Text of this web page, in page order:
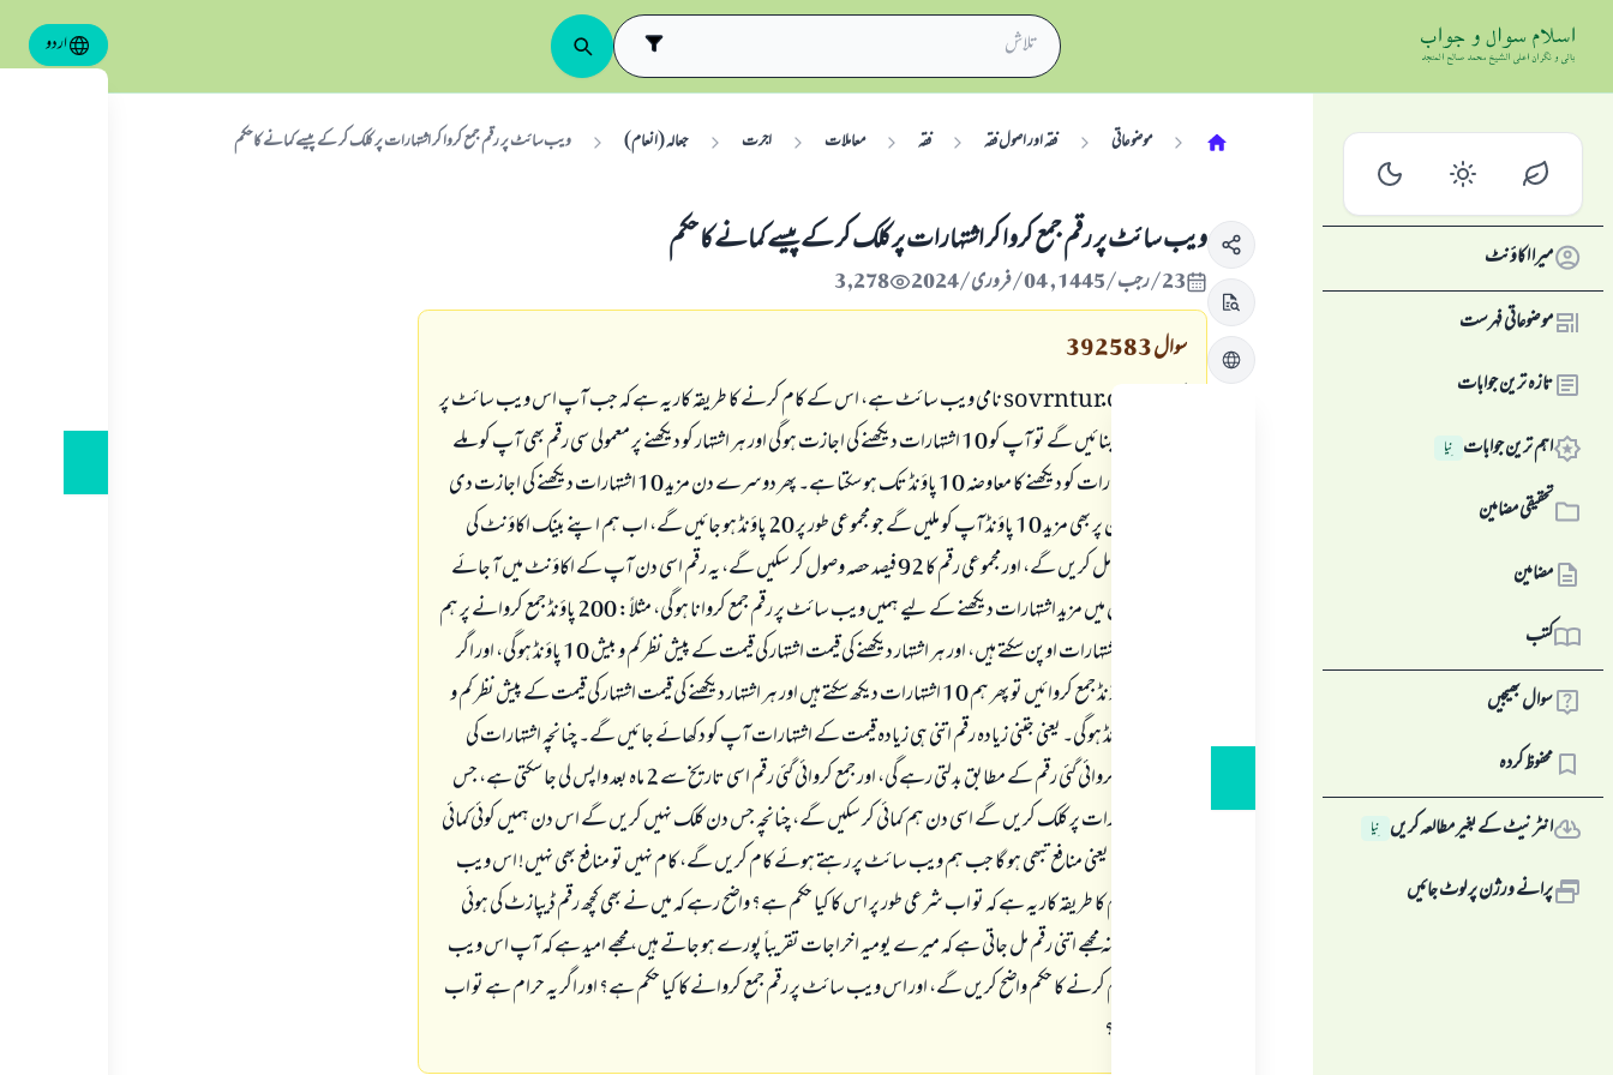
اردو
میرا اکاؤنٹ
موضوعاتی فہرست
تازہ ترین جوابات
اہم ترین جوابات نِیا
تحقیقی مضامین
مضامین
کتب
سوال بھیجیں
محفوظ کردہ
انٹرنیٹ کے بغیر مطالعہ کریں نِیا
پرانے ورژن پر لوٹ جائیں
موضوعاتی فقہ اور اصول فقہ فقہ معاملات اجرت جعالہ (انعام) ویب سائٹ پر رقم جمع کروا کر اشتہارات پر کلک کر کے پیسے کمانے کا حکم
ویب سائٹ پر رقم جمع کروا کر اشتہارات پر کلک کر کے پیسے کمانے کا حکم
23/رجب/1445 , 04/فروری/2024 3,278
سوال392583
sovrntur.comنامی ویب سائٹ ہے، اس کے کام کرنے کا طریقہ کار یہ ہے کہ جب آپ اس ویب سائٹ پر
اپنا اکاؤنٹ بنائیں گے تو آپ کو 10 اشتہارات دیکھنے کی اجازت ہو گی اور ہر اشتہار کو دیکھنے پر معمولی سی رقم بھی آپ کو ملے
گی، 10 اشتہارات کو دیکھنے کا معاوضہ 10 پاؤنڈ تک ہو سکتا ہے۔ پھر دوسرے دن مزید 10 اشتہارات دیکھنے کی اجازت دی
جائے گی، ان پر بھی مزید 10 پاؤنڈ آپ کو ملیں گے جو مجموعی طور پر 20 پاؤنڈ ہو جائیں گے، اب ہم اپنے بینک اکاؤنٹ کی
تفصیلات شامل کریں گے، اور مجموعی رقم کا 92 فیصد حصہ وصول کر سکیں گے، یہ رقم اسی دن آپ کے اکاؤنٹ میں آ جائے
گی، باقی دنوں میں مزید اشتہارات دیکھنے کے لیے ہمیں ویب سائٹ پر رقم جمع کروانا ہو گی، مثلاً: 200 پاؤنڈ جمع کروانے پر ہم
روزانہ 10 اشتہارات اوپن سکتے ہیں، اور ہر اشتہار دیکھنے کی قیمت اشتہار کی قیمت کے پیش نظر کم و بیش 10 پاؤنڈ ہو گی، اور اگر
ہم 600 پاؤنڈ جمع کروائیں تو پھر ہم 10 اشتہارات دیکھ سکتے ہیں اور ہر اشتہار دیکھنے کی قیمت اشتہار کی قیمت کے پیش نظر کم و
بیش 30 پاؤنڈ ہو گی۔ یعنی جتنی زیادہ رقم اتنی ہی زیادہ قیمت کے اشتہارات آپ کو دکھائے جائیں گے۔ چنانچہ اشتہارات کی
نوعیت جمع کروائی گئی رقم کے مطابق بدلتی رہے گی، اور جمع کروائی گئی رقم اسی تاریخ سے 2 ماہ بعد واپس لی جا سکتی ہے، جس
دن ہم اشتہارات پر کلک کریں گے اسی دن ہم کمائی کر سکیں گے، چنانچہ جس دن کلک نہیں کریں گے اس دن ہمیں کوئی کمائی
نہیں ملے گی، یعنی منافع تبھی ہو گا جب ہم ویب سائٹ پر رہتے ہوئے کام کریں گے، کام نہیں تو منافع بھی نہیں! اس ویب
سائٹ پر کام کا طریقہ کار یہ ہے کہ تو اب شرعی طور پر اس کا کیا حکم ہے؟ واضح رہے کہ میں نے بھی کچھ رقم ڈیپازٹ کی ہوئی
ہے اور روزانہ مجھے اتنی رقم مل جاتی ہے کہ میرے یومیہ اخراجات تقریباً پورے ہو جاتے ہیں، مجھے امید ہے کہ آپ اس ویب
سائٹ پر کام کرنے کا حکم واضح کریں گے، اور اس ویب سائٹ پر رقم جمع کروانے کا کیا حکم ہے؟ اور اگر یہ حرام ہے تو اب
کیا کیا جائے؟